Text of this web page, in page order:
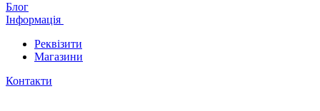
Блог
Інформація
Реквізити
Магазини
Контакти